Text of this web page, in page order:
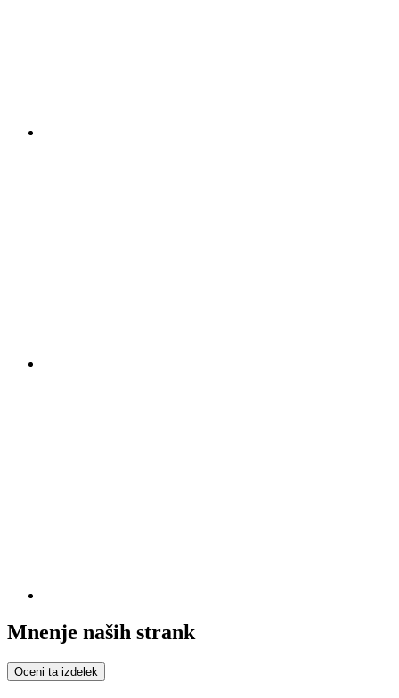
Mnenje naših strank
Oceni ta izdelek